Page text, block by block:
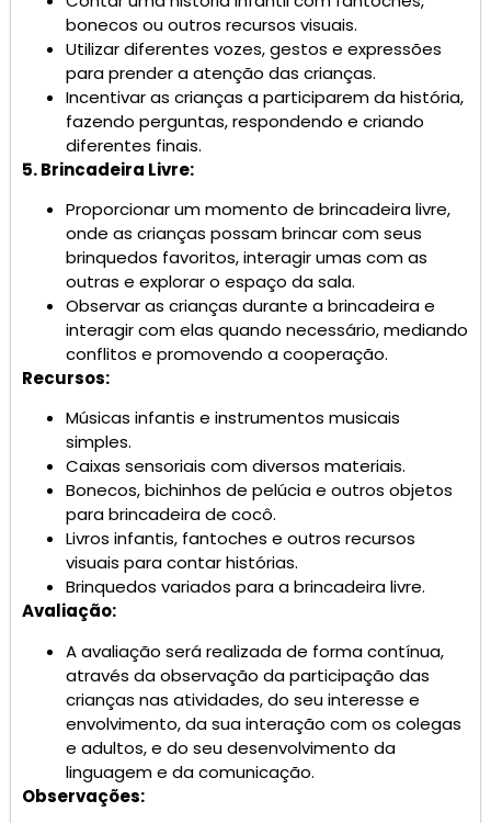
bonecos ou outros recursos visuais.
Utilizar diferentes vozes, gestos e expressões
para prender a atenção das crianças.
Incentivar as crianças a participarem da história,
fazendo perguntas, respondendo e criando
diferentes finais.
5. Brincadeira Livre:
Proporcionar um momento de brincadeira livre,
onde as crianças possam brincar com seus
brinquedos favoritos, interagir umas com as
outras e explorar o espaço da sala.
Observar as crianças durante a brincadeira e
interagir com elas quando necessário, mediando
conflitos e promovendo a cooperação.
Recursos:
Músicas infantis e instrumentos musicais
simples.
Caixas sensoriais com diversos materiais.
Bonecos, bichinhos de pelúcia e outros objetos
para brincadeira de cocô.
Livros infantis, fantoches e outros recursos
visuais para contar histórias.
Brinquedos variados para a brincadeira livre.
Avaliação:
A avaliação será realizada de forma contínua,
através da observação da participação das
crianças nas atividades, do seu interesse e
envolvimento, da sua interação com os colegas
e adultos, e do seu desenvolvimento da
linguagem e da comunicação.
Observações: